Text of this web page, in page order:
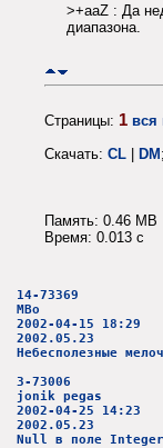
>+aaZ : Да
диапазона.
Страницы: 1 вся
Скачать: CL | DM;
Память: 0.46 MB
Время: 0.013 c
14-73369
MBo
2002-04-15 18:29
2002.05.23
Небесполезные
3-73006
jonik pegas
2002-04-25 14:23
2002.05.23
Null в поле Integer